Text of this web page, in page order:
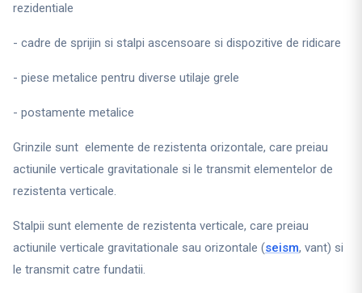
rezidentiale
- cadre de sprijin si stalpi ascensoare si dispozitive de ridicare
- piese metalice pentru diverse utilaje grele
- postamente metalice
Grinzile sunt elemente de rezistenta orizontale, care preiau
actiunile verticale gravitationale si le transmit elementelor de
rezistenta verticale.
Stalpii sunt elemente de rezistenta verticale, care preiau
actiunile verticale gravitationale sau orizontale (seism, vant) si
le transmit catre fundatii.